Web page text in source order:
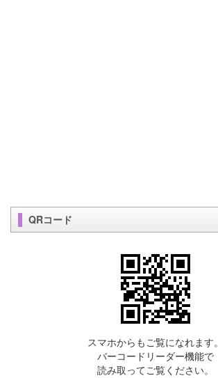
QRコード
スマホからもご覧になれます。
バーコードリーダー機能で
読み取ってご覧ください。